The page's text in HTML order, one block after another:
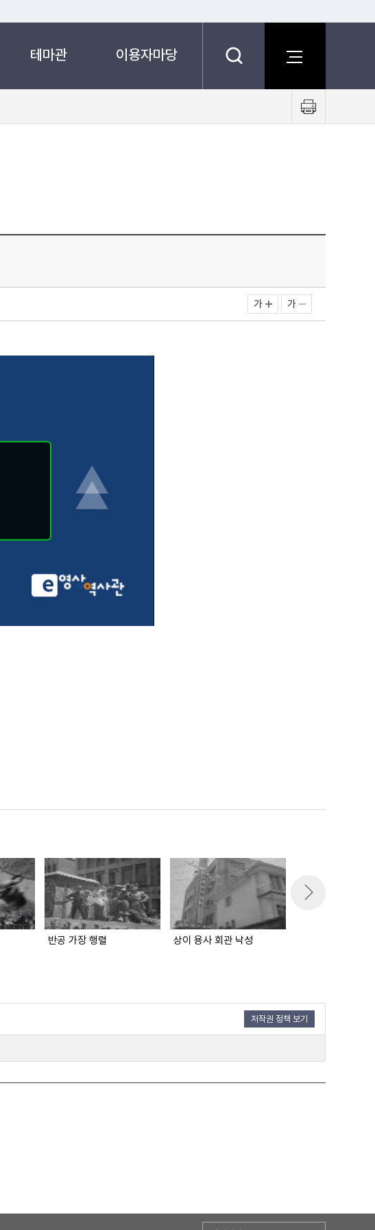
테마관 이용자마당
트
가 가
반공 가장 행렬 상이 용사 회관 낙성
저작권 정책 보기